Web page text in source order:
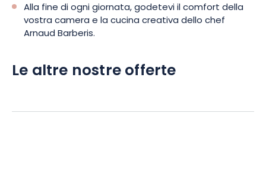
Alla fine di ogni giornata, godetevi il comfort della
vostra camera e la cucina creativa dello chef
Arnaud Barberis.
Le altre nostre offerte